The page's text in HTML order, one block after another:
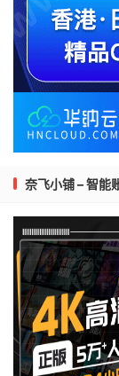
奈飞小铺 – 智能